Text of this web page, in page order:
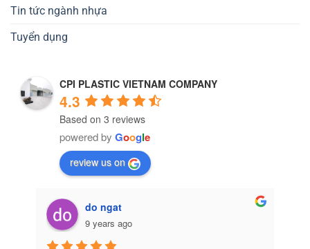
Tin tức ngành nhựa
Tuyển dụng
CPI PLASTIC VIETNAM COMPANY
4.3
Based on 3 reviews
powered by Google
review us on
do ngat
9 years ago